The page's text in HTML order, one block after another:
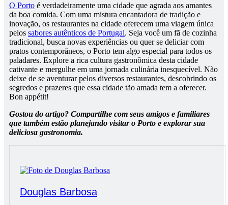
O Porto é verdadeiramente uma cidade que agrada aos amantes
da boa comida. Com uma mistura encantadora de tradição e
inovação, os restaurantes na cidade oferecem uma viagem única
pelos sabores autênticos de Portugal. Seja você um fã de cozinha
tradicional, busca novas experiências ou quer se deliciar com
pratos contemporâneos, o Porto tem algo especial para todos os
paladares. Explore a rica cultura gastronômica desta cidade
cativante e mergulhe em uma jornada culinária inesquecível. Não
deixe de se aventurar pelos diversos restaurantes, descobrindo os
segredos e prazeres que essa cidade tão amada tem a oferecer.
Bon appétit!
Gostou do artigo? Compartilhe com seus amigos e familiares
que também estão planejando visitar o Porto e explorar sua
deliciosa gastronomia.
Douglas Barbosa